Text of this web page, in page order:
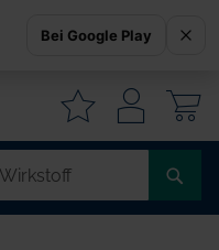
Bei Google Play